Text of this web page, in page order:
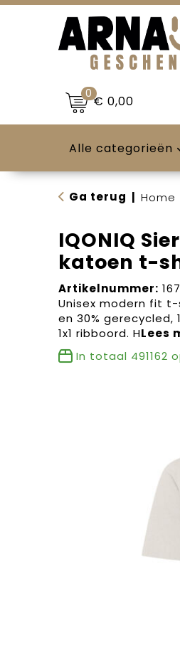
0€ 0,00
Alle categorieën
Ga terug Home
IQONIQ
katoen t-
Artikelnummer:
Unisex modern fit t-
en 30%
1x1 ribboord. H
In totaal 491162